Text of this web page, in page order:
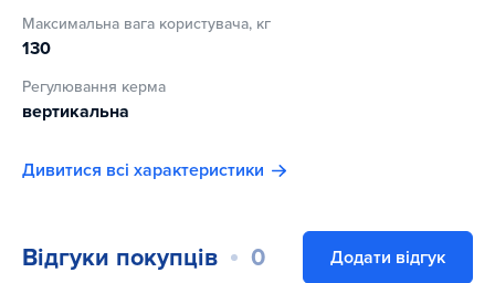
Максимальна вага користувача, кг
130
Регулювання керма
вертикальна
Дивитися всі характеристики
Відгуки покупців 0 Додати відгук